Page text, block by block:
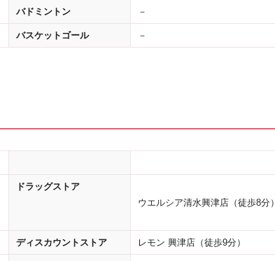
バドミントン －
バスケットゴール －
ドラッグストア
ウエルシア清水興津店（徒歩8分）
ディスカウントストア レモン 興津店（徒歩9分）